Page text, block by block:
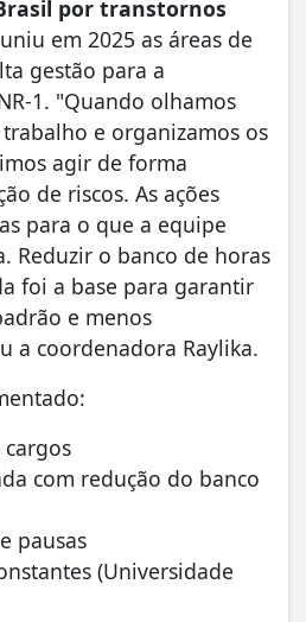
por transtornos
em 2025 as áreas de
gestão para a
1. "Quando olhamos
e organizamos os
agir de forma
de riscos. As ações
para o que a equipe
Reduzir o banco de horas
foi a base para garantir
e menos
a coordenadora Raylika.
com redução do banco
pausas
(Universidade